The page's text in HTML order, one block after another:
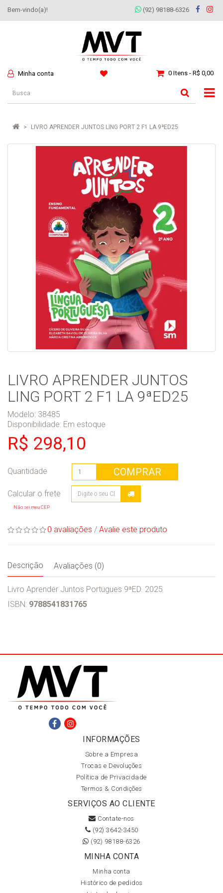
Bem-vindo(a)! (92) 98188-6326
Minha conta 0 Itens - R$ 0,00
LIVRO APRENDER JUNTOS LING PORT 2 F1 LA 9ªED25
LIVRO APRENDER JUNTOS
LING PORT 2 F1 LA 9ªED25
Modelo: 38485
Disponibilidade: Em estoque
R$ 298,10
Quantidade COMPRAR
Não sei meu CEP
0 avaliações / Avalie este produto
Descrição Avaliações (0)
Livro Aprender Juntos Portugues 9ªED. 2025
ISBN: 9788541831765
INFORMAÇÕES
Sobre a Empresa
Trocas e Devoluções
Política de Privacidade
Termos & Condições
SERVIÇOS AO CLIENTE
Contate-nos
(92) 3642-3450
(92) 98188-6326
MINHA CONTA
Minha conta
Histórico de pedidos